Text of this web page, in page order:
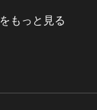
をもっと見る